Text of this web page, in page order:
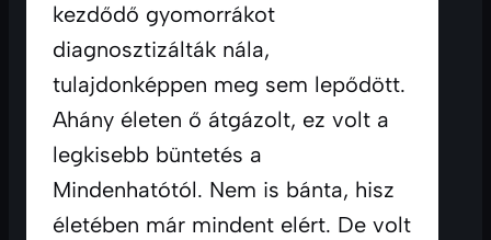
kezdődő gyomorrákot
diagnosztizálták nála,
tulajdonképpen meg sem lepődött.
Ahány életen ő átgázolt, ez volt a
legkisebb büntetés a
Mindenhatótól. Nem is bánta, hisz
életében már mindent elért. De volt